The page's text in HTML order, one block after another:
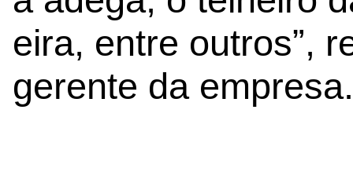
eira, entre outros”,
gerente da empresa.